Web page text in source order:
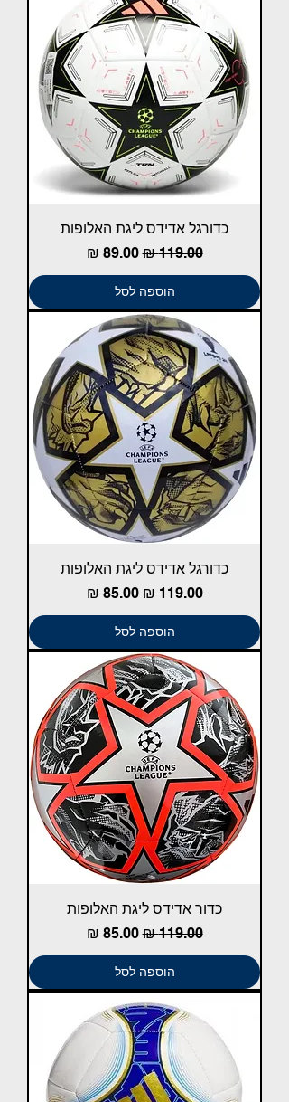
כדורגל אדידס ליגת האלופות
מחיר רגיל‏119.00 ‏₪ מחיר מבצע‏89.00 ‏₪
הוספה לסל
כדורגל אדידס ליגת האלופות
מחיר רגיל‏119.00 ‏₪ מחיר מבצע‏85.00 ‏₪
הוספה לסל
כדור אדידס ליגת האלופות
מחיר רגיל‏119.00 ‏₪ מחיר מבצע‏85.00 ‏₪
הוספה לסל